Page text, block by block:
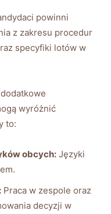
powinni
z zakresu procedur
specyfiki lotów w
wyróżnić
to:
obcych: Języki
Praca w zespole oraz
decyzji w